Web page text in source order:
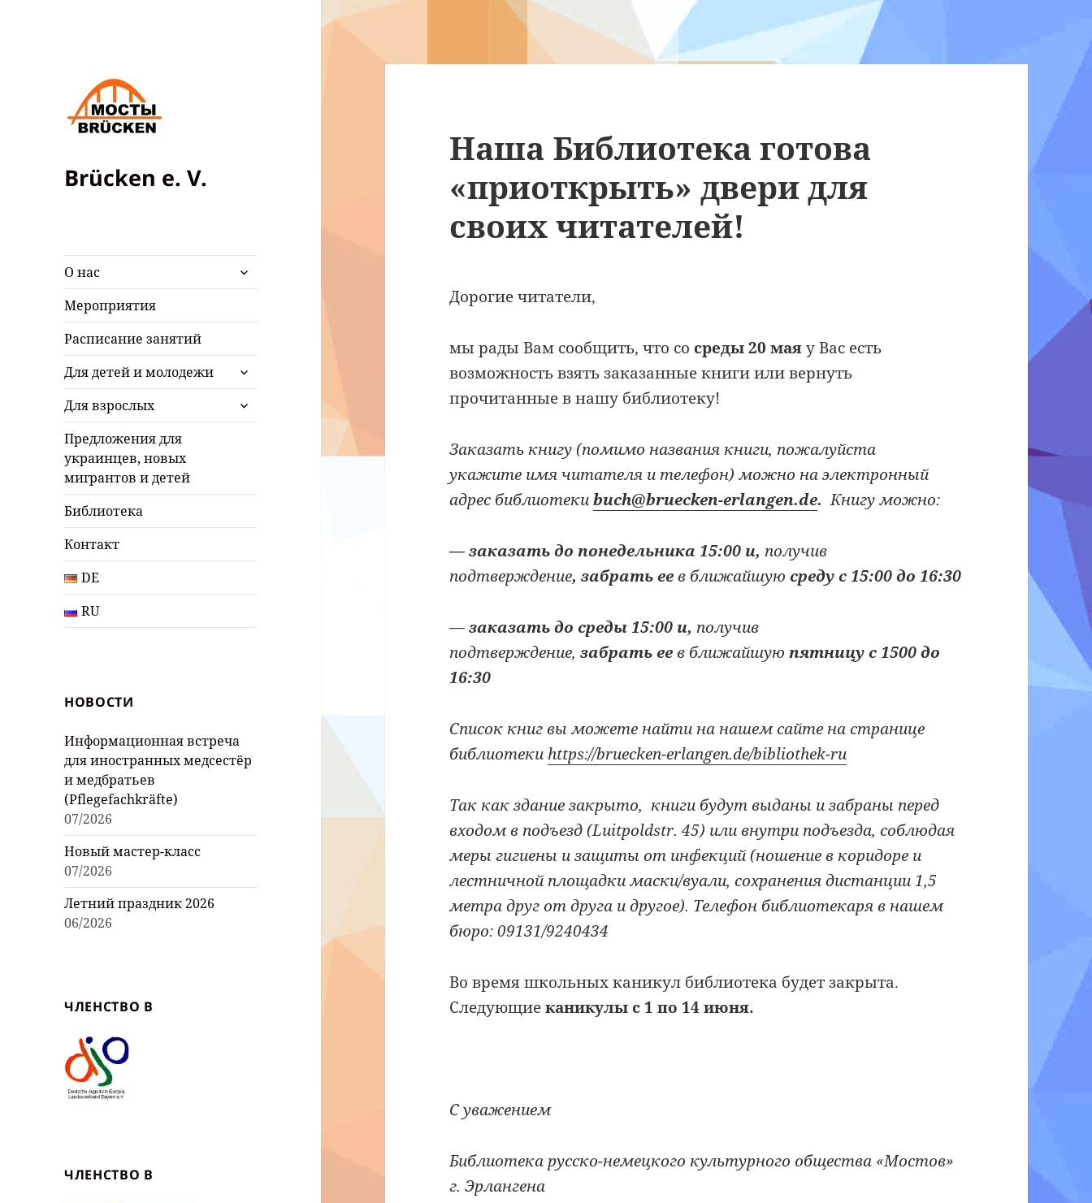
Brücken e. V.
О нас
раскрыть
дочернее
Мероприятия
Расписание занятий
Для детей и молодежи
раскрыть
дочернее
меню
Для взрослых
раскрыть
дочернее
Предложения для
украинцев, новых
мигрантов и детей
Библиотека
Контакт
DE
RU
НОВОСТИ
Информационная встреча
для иностранных медсестёр
и медбратьев
(Pflegefachkräfte)
07/2026
Новый мастер-класс
07/2026
Летний праздник 2026
06/2026
ЧЛЕНСТВО В
ЧЛЕНСТВО В
Наша Библиотека готова
«приоткрыть» двери для
своих читателей!
Дорогие читатели,
мы рады Вам сообщить, что со среды 20 маяу Вас есть
возможность взять заказанные книги или вернуть
прочитанные в нашу библиотеку!
Заказать книгу(помимо названия книги, пожалуйста
укажите имя читателя и телефон) можно на электронный
адрес библиотекиbuch@bruecken-erlangen.de.Книгуможно:
— заказать до понедельника 15:00 и, получив
подтверждение, забрать еев ближайшую среду с 15:00 до 16:30
—заказатьдо среды 15:00 и, получив
подтверждение, забрать еев ближайшую пятницу с 1500 до
16:30
Список книг вы можете найти на нашем сайте на странице
библиотеки https://bruecken-erlangen.de/bibliothek-ru
Так как здание закрыто, книги будут выданы и забраны перед
входом в подъезд (Luitpoldstr. 45) или внутри подъезда, соблюдая
меры гигиены и защиты от инфекций (ношение в коридоре и
лестничной площадки маски/вуали, сохранения дистанции 1,5
метра друг от друга и другое). Телефон библиотекаря в нашем
бюро: 09131/9240434
Во время школьных каникул библиотека будет закрыта.
Cледующиеканикулы с 1 по 14 июня.
C уважением
Библиотека русско-немецкого культурного общества «Мостов»
г. Эрлангена